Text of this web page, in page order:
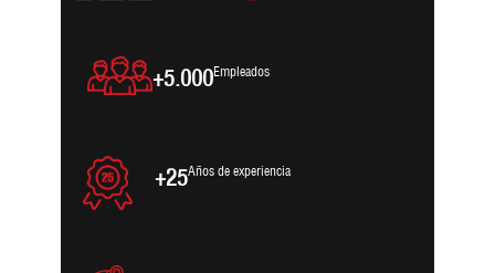
+5.000Empleados
+25Años de experiencia